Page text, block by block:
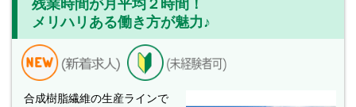
残業時間が月平均２時間！
メリハリある働き方が魅力♪
合成樹脂繊維の生産ラインで